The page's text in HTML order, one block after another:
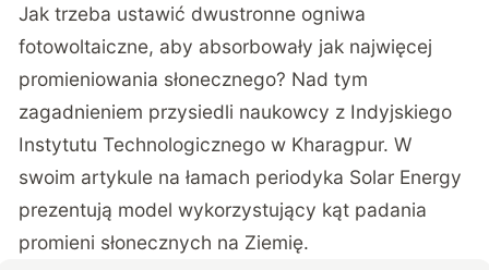
Jak trzeba ustawić dwustronne ogniwa
fotowoltaiczne, aby absorbowały jak najwięcej
promieniowania słonecznego? Nad tym
zagadnieniem przysiedli naukowcy z Indyjskiego
Instytutu Technologicznego w Kharagpur. W
swoim artykule na łamach periodyka Solar Energy
prezentują model wykorzystujący kąt padania
promieni słonecznych na Ziemię.